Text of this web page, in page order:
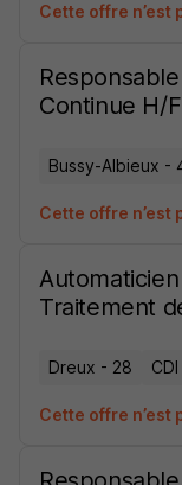
Cette offre
Continue H/F
Bussy-Albieux -
Cette offre
Traitement
Dreux - 28 CDI
Cette offre